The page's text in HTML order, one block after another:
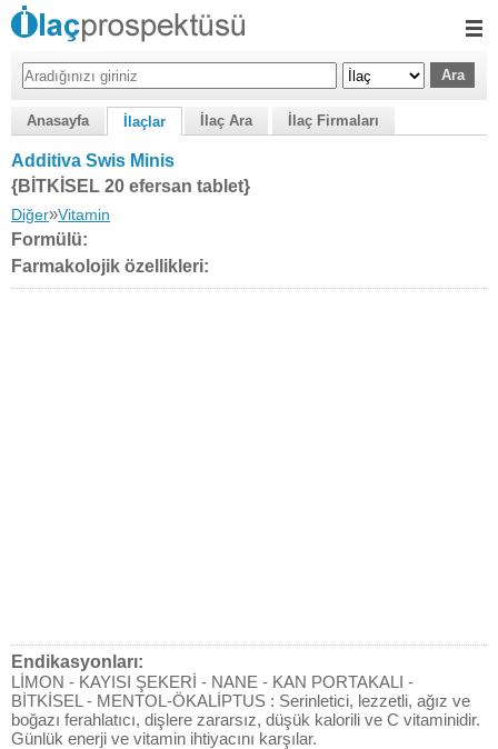
Anasayfa İlaçlar İlaç Ara İlaç Firmaları
Additiva Swis Minis
{BİTKİSEL 20 efersan tablet}
Diğer»Vitamin
Formülü:
Farmakolojik özellikleri:
Endikasyonları:
LİMON - KAYISI ŞEKERİ - NANE - KAN PORTAKALI -
BİTKİSEL - MENTOL-ÖKALİPTUS : Serinletici, lezzetli, ağız ve
boğazı ferahlatıcı, dişlere zararsız, düşük kalorili ve C vitaminidir.
Günlük enerji ve vitamin ihtiyacını karşılar.